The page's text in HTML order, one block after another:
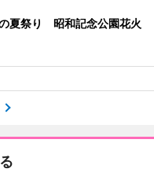
夏祭り 昭和記念公園花火